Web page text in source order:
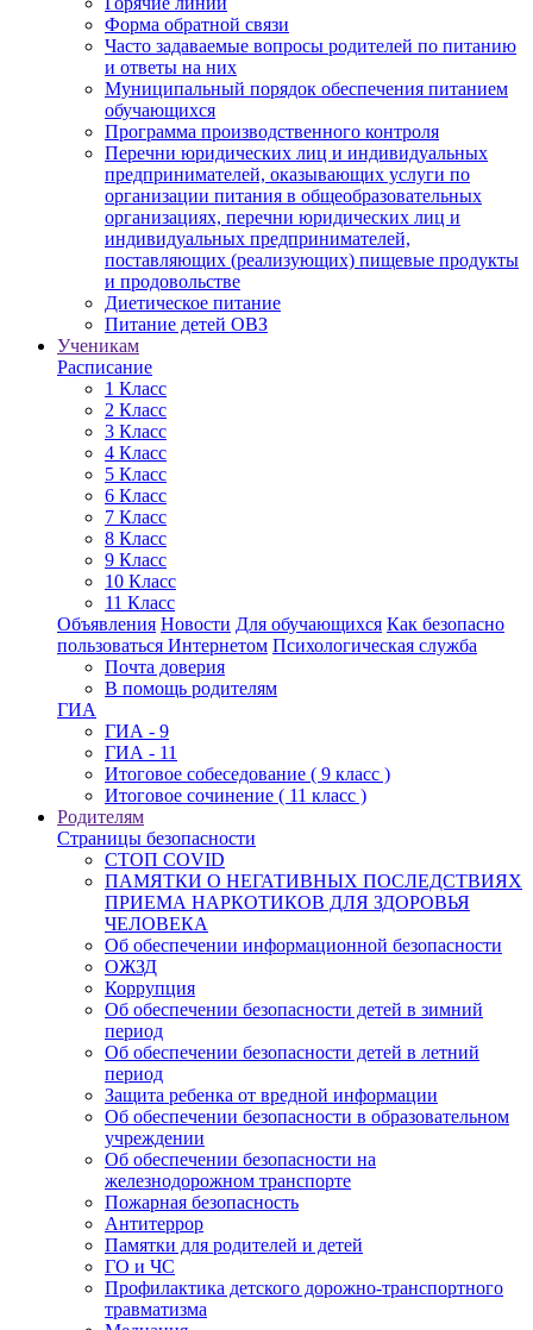
Форма обратной связи
Часто задаваемые вопросы родителей по питанию
и ответы на них
Муниципальный порядок обеспечения питанием
обучающихся
Программа производственного контроля
Перечни юридических лиц и индивидуальных
предпринимателей, оказывающих услуги по
организации питания в общеобразовательных
организациях, перечни юридических лиц и
индивидуальных предпринимателей,
поставляющих (реализующих) пищевые продукты
и продовольстве
Диетическое питание
Питание детей ОВЗ
Ученикам
Расписание
1 Класс
2 Класс
3 Класс
4 Класс
5 Класс
6 Класс
7 Класс
8 Класс
9 Класс
10 Класс
11 Класс
Объявления Новости Для обучающихся Как безопасно
пользоваться Интернетом Психологическая служба
Почта доверия
В помощь родителям
ГИА
ГИА - 9
ГИА - 11
Итоговое собеседование ( 9 класс )
Итоговое сочинение ( 11 класс )
Родителям
Страницы безопасности
СТОП COVID
ПАМЯТКИ О НЕГАТИВНЫХ ПОСЛЕДСТВИЯХ
ПРИЕМА НАРКОТИКОВ ДЛЯ ЗДОРОВЬЯ
ЧЕЛОВЕКА
Об обеспечении информационной безопасности
ОЖЗД
Коррупция
Об обеспечении безопасности детей в зимний
период
Об обеспечении безопасности детей в летний
период
Защита ребенка от вредной информации
Об обеспечении безопасности в образовательном
учреждении
Об обеспечении безопасности на
железнодорожном транспорте
Пожарная безопасность
Антитеррор
Памятки для родителей и детей
ГО и ЧС
Профилактика детского дорожно-транспортного
травматизма